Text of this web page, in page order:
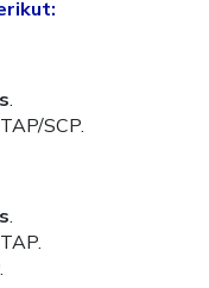
.
SCP.
.